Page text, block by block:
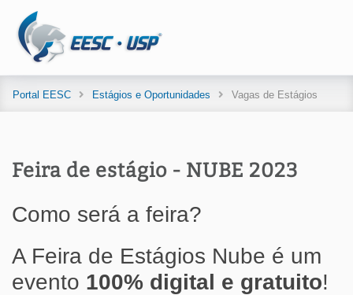
Portal EESC Estágios e Oportunidades Vagas de Estágios
Feira de estágio - NUBE 2023
Como será a feira?
A Feira de Estágios Nube é um
evento 100% digital e gratuito!